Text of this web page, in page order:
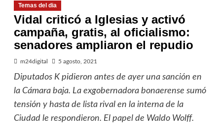
Temas del dia
Vidal criticó a Iglesias y activó
campaña, gratis, al oficialismo:
senadores ampliaron el repudio
m24digital 5 agosto, 2021
Diputados K pidieron antes de ayer una sanción en
la Cámara baja. La exgobernadora bonaerense sumó
tensión y hasta de lista rival en la interna de la
Ciudad le respondieron. El papel de Waldo Wolff.